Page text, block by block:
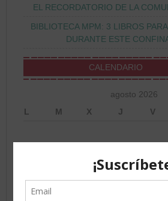
EL RECORDATORIO DE LA
BIBLIOTECA MPM: 3 LIBROS
DURANTE ESTE
CALENDARIO
agosto 2026
L
M X J V
5
10 11 12 13